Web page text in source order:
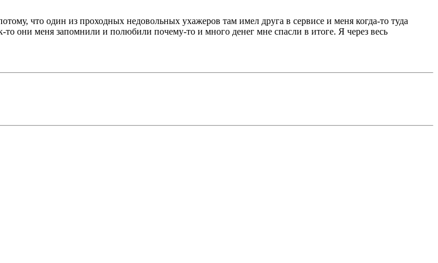
что один из проходных недовольных ухажеров там имел друга в сервисе и меня когда-то туда
то они меня запомнили и полюбили почему-то и много денег мне спасли в итоге. Я через весь